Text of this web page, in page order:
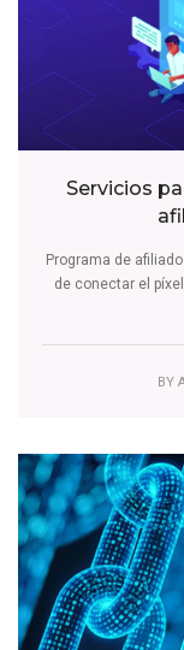
Servicios
Programa de
de conectar el
BY